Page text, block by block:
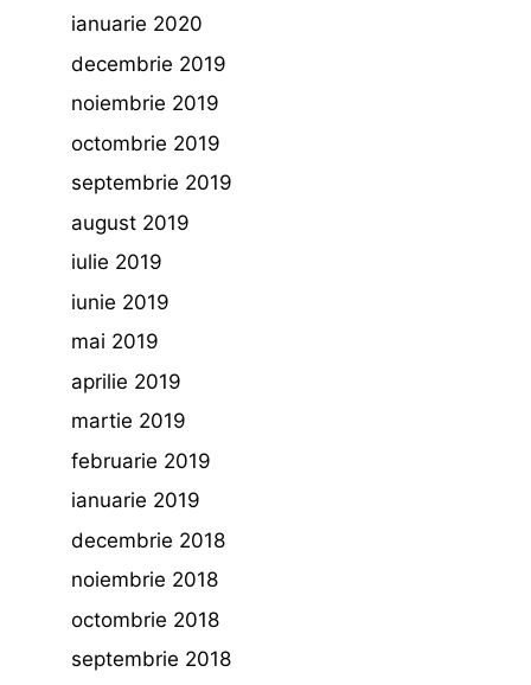
ianuarie 2020
decembrie 2019
noiembrie 2019
octombrie 2019
septembrie 2019
august 2019
iulie 2019
iunie 2019
mai 2019
aprilie 2019
martie 2019
februarie 2019
ianuarie 2019
decembrie 2018
noiembrie 2018
octombrie 2018
septembrie 2018